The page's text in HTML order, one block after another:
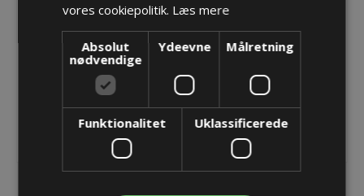
Opret konto for at se priser
KØB
vores cookiepolitik. Læs mere
Absolut
nødvendige
Ydeevne Målretning
Funktionalitet Uklassificerede